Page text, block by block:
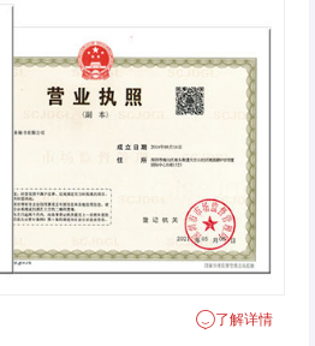
了解详情